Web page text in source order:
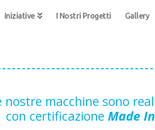
Iniziative I Nostri Progetti Gallery
nostre macchine sono
con certificazione Made